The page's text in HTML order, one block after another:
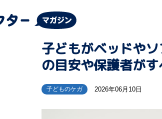
子どもがベッドや
の目安や保護者が
子どものケガ 2026年06月10日